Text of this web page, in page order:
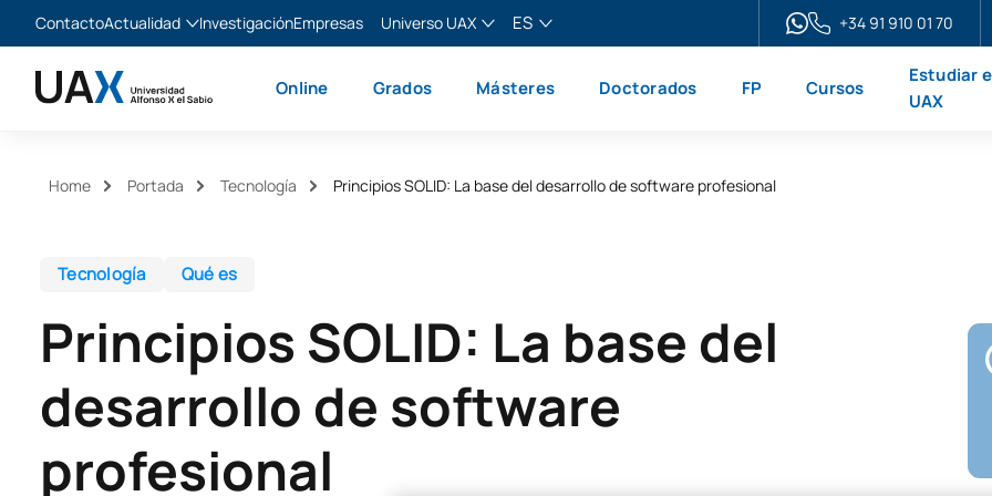
ContactoActualidad
Noticias
InvestigaciónEmpresas
Universo UAX
XTART
ES
English
+34 91 910 01 70
Online Grados Másteres Doctorados FP Cursos
Estudiar
UAX
Home Portada Tecnología Principios SOLID: La base del desarrollo de software profesional
Tecnología Qué es
Principios SOLID: La base del
desarrollo de software
profesional